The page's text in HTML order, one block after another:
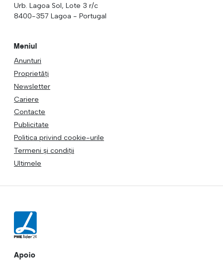
Urb. Lagoa Sol, Lote 3 r/c
8400-357 Lagoa - Portugal
Meniul
Anunturi
Proprietăți
Newsletter
Cariere
Contacte
Publicitate
Politica privind cookie-urile
Termeni și condiții
Ultimele
Apoio